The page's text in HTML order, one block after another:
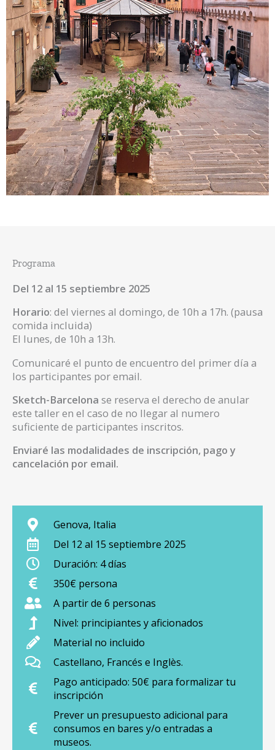
Programa
Del 12 al 15 septiembre 2025
Horario: del viernes al domingo, de 10h a 17h. (pausa
comida incluida)
El lunes, de 10h a 13h.
Comunicaré el punto de encuentro del primer día a
los participantes por email.
Sketch-Barcelona se reserva el derecho de anular
este taller en el caso de no llegar al numero
suficiente de participantes inscritos.
Enviaré las modalidades de inscripción, pago y
cancelación por email.
Genova, Italia
Del 12 al 15 septiembre 2025
Duración: 4 días
350€ persona
A partir de 6 personas
Nivel: principiantes y aficionados
Material no incluido
Castellano, Francés e Inglès.
Pago anticipado: 50€ para formalizar tu
inscripción
Prever un presupuesto adicional para
consumos en bares y/o entradas a
museos.